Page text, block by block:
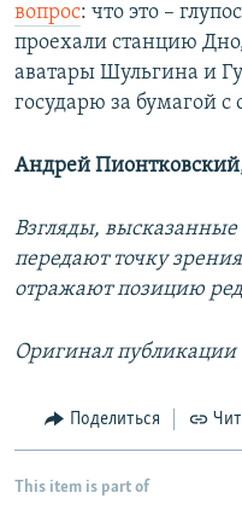
вопрос: что это –
проехали станцию
аватары Шульгина и
государю за бумагой с
Андрей Пионтковский
Взгляды,
передают точку
отражают позицию
Оригинал публикации
Поделиться
This item is part of